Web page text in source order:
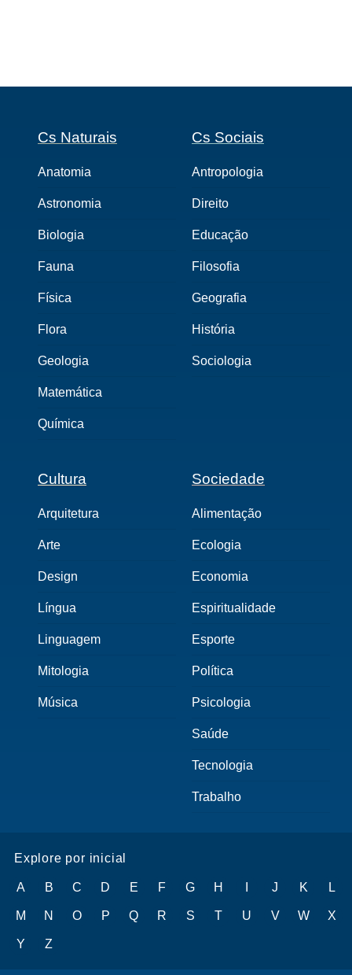
Cs Naturais
Anatomia
Astronomia
Biologia
Fauna
Física
Flora
Geologia
Matemática
Química
Cs Sociais
Antropologia
Direito
Educação
Filosofia
Geografia
História
Sociologia
Cultura
Arquitetura
Arte
Design
Língua
Linguagem
Mitologia
Música
Sociedade
Alimentação
Ecologia
Economia
Espiritualidade
Esporte
Política
Psicologia
Saúde
Tecnologia
Trabalho
Explore por inicial
A B C D E F G H J K L
M N O P Q R S T U V W X
Y Z